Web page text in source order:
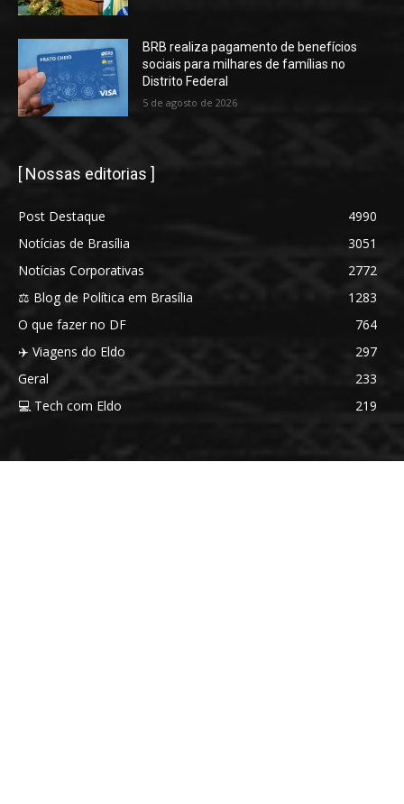
BRB realiza pagamento de benefícios
sociais para milhares de famílias no
Distrito Federal
5 de agosto de 2026
[ Nossas editorias ]
Post Destaque
4990
Notícias de Brasília
3051
Notícias Corporativas
2772
⚖️ Blog de Política em Brasília
1283
O que fazer no DF
764
✈️ Viagens do Eldo
297
Geral
233
💻 Tech com Eldo
219